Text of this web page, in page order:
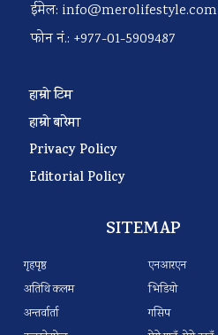
ईमेल: info@merolifestyle.com
फोन नं.: +977-01-5909487
हाम्रो टिम
हाम्रो बारेमा
Privacy Policy
Editorial Policy
SITEMAP
गृहपृष्ठ
अतिथि कलम
अन्तर्वार्ता
एनआरएन
भिडियो
गसिप